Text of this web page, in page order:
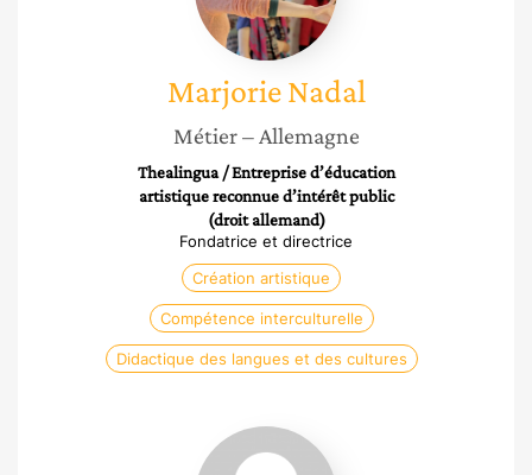
Marjorie Nadal
Métier – Allemagne
Thealingua / Entreprise d’éducation
artistique reconnue d’intérêt public
(droit allemand)
Fondatrice et directrice
Création artistique
Compétence interculturelle
Didactique des langues et des cultures
Suzanne
Combo